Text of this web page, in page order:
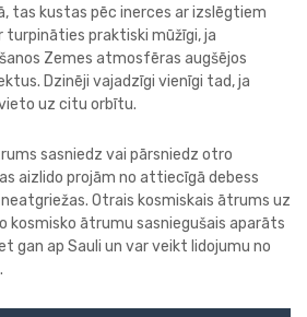
tas kustas pēc inerces ar izslēgtiem
turpināties praktiski mūžīgi, ja
Zemes atmosfēras augšējos
Dzinēji vajadzīgi vienīgi tad, ja
uz citu orbītu.
sasniedz vai pārsniedz otro
aizlido projām no attiecīgā debess
Otrais kosmiskais ātrums uz
kosmisko ātrumu sasniegušais aparāts
gan ap Sauli un var veikt lidojumu no